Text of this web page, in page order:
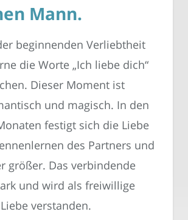
Mann.
beginnenden Verliebtheit
die Worte „Ich liebe dich“
Dieser Moment ist
und magisch. In den
festigt sich die Liebe
des Partners und
größer. Das verbindende
und wird als freiwillige
verstanden.